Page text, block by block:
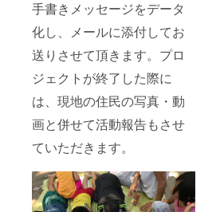
手書きメッセージをデータ
化し、メールに添付してお
送りさせて頂きます。プロ
ジェクトが終了した際に
は、現地の住民の写真・動
画と併せて活動報告もさせ
ていただきます。